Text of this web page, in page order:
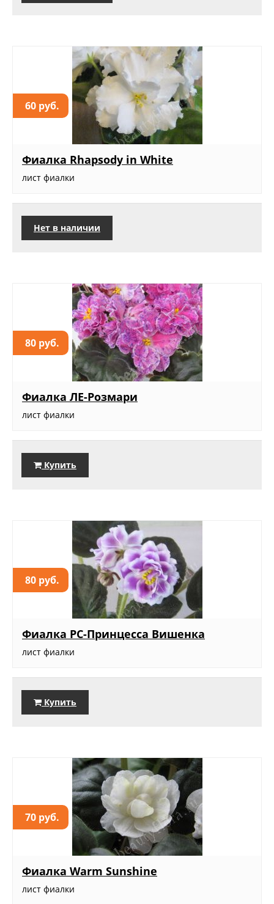
60 руб.
Фиалка Rhapsody in White
лист фиалки
Нет в наличии
80 руб.
Фиалка ЛЕ-Розмари
лист фиалки
Купить
80 руб.
Фиалка РС-Принцесса Вишенка
лист фиалки
Купить
70 руб.
Фиалка Warm Sunshine
лист фиалки